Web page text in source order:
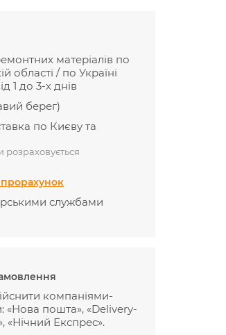
матеріалів по
області / по Україні
1 до 3-х днів
берег)
по Києву та
розраховується
службами
компаніями-
«Нова пошта», «Delivery-
«Нічний Експрес».